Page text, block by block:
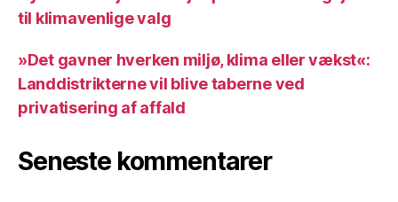
til klimavenlige valg
»Det gavner hverken miljø, klima eller vækst«:
Landdistrikterne vil blive taberne ved
privatisering af affald
Seneste kommentarer